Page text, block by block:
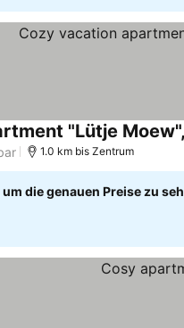
"Lütje
1.0 km bis Zentrum
die genauen Preise zu